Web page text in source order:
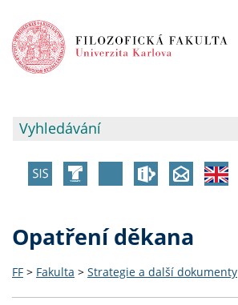
Opatření děkana
FF > Fakulta > Strategie a další dokumenty